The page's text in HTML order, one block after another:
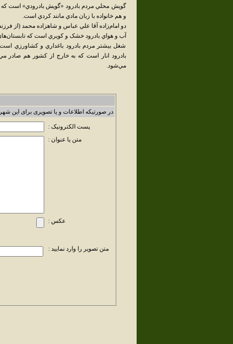
گويش محلي مردم بادرود «گويش بادرودي» است که
و هم خانواده با زبان مادي مانند کردي است.
دو امام‌زاده آقا علي عباس و شاهزاده محمد (از
آب و هواي بادرود خشک و کويري است که
شغل بيشتر مردم بادرود باغداري و کشاورزي
بادرود انار است که به خارج از کشور هم صادر
مي‌شود.
در صورتیکه اطلاعات و یا تصویری برای این
پست الکترونیک :
متن یا عنوان :
عکس :
متن تصویر را وارد نمایید :